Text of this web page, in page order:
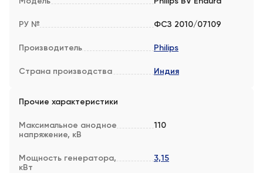
РУ № ФСЗ 2010/07109
Производитель Philips
Страна производства Индия
Прочие характеристики
Максимальное анодное
напряжение, кВ
110
Мощность генератора,
кВт
3,15